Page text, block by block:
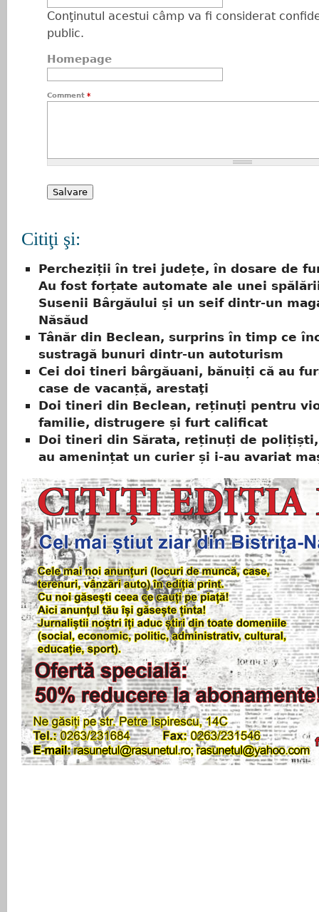
Conţinutul acestui câmp va fi considerat
public.
Homepage
Comment *
Citiţi şi:
Percheziții în trei județe, în dosare de
Au fost forțate automate ale unei
Susenii Bârgăului și un seif dintr-un
Năsăud
Tânăr din Beclean, surprins în timp ce
sustragă bunuri dintr-un autoturism
Cei doi tineri bârgăuani, bănuiți că au
case de vacanță, arestaţi
Doi tineri din Beclean, reținuți pentru
familie, distrugere și furt calificat
Doi tineri din Sărata, reținuți de polițiști,
au amenințat un curier și i-au avariat